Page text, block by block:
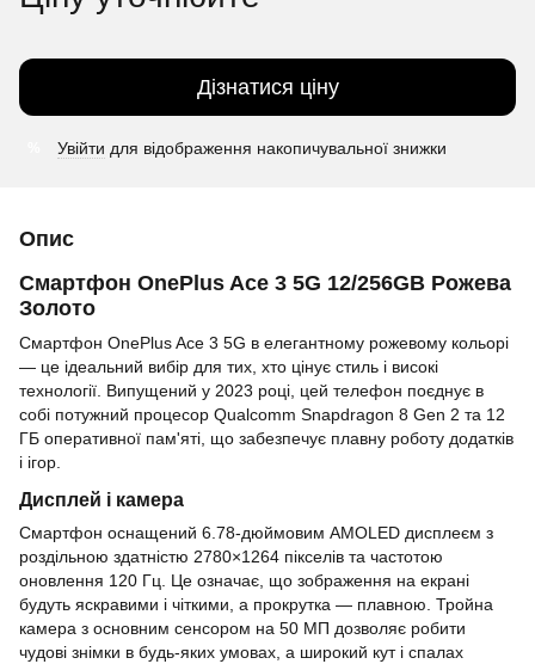
Дізнатися ціну
Увійти для відображення накопичувальної знижки
Опис
Смартфон OnePlus Ace 3 5G 12/256GB Рожева
Золото
Смартфон OnePlus Ace 3 5G в елегантному рожевому кольорі
— це ідеальний вибір для тих, хто цінує стиль і високі
технології. Випущений у 2023 році, цей телефон поєднує в
собі потужний процесор Qualcomm Snapdragon 8 Gen 2 та 12
ГБ оперативної пам'яті, що забезпечує плавну роботу додатків
і ігор.
Дисплей і камера
Смартфон оснащений 6.78-дюймовим AMOLED дисплеєм з
роздільною здатністю 2780×1264 пікселів та частотою
оновлення 120 Гц. Це означає, що зображення на екрані
будуть яскравими і чіткими, а прокрутка — плавною. Тройна
камера з основним сенсором на 50 МП дозволяє робити
чудові знімки в будь-яких умовах, а широкий кут і спалах